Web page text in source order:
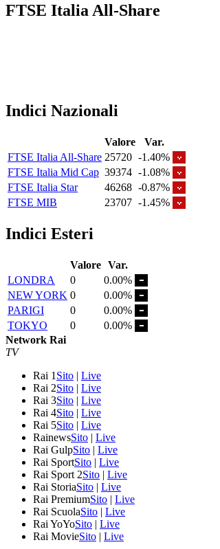
FTSE Italia All-Share
Indici Nazionali
Valore
Var.
FTSE Italia All-Share 25720 -1.40%
FTSE Italia Mid Cap 39374 -1.08%
FTSE Italia Star
46268 -0.87%
FTSE MIB
23707 -1.45%
Indici Esteri
Valore Var.
LONDRA
0
0.00%
NEW YORK 0
0.00%
PARIGI
0
0.00%
TOKYO
0
0.00%
Network Rai
TV
Rai 1 Sito | Live
Rai 2Sito | Live
Rai 3Sito | Live
Rai 4Sito | Live
Rai 5Sito | Live
RainewsSito | Live
Rai GulpSito | Live
Rai SportSito | Live
Rai Sport 2Sito | Live
Rai StoriaSito | Live
Rai PremiumSito | Live
Rai ScuolaSito | Live
Rai YoYoSito | Live
Rai MovieSito | Live